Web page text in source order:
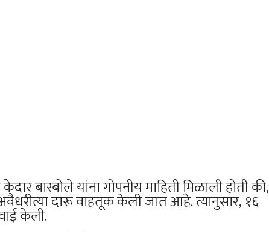
बारबोले यांना गोपनीय माहिती मिळाली होती की,
दारू वाहतूक केली जात आहे. त्यानुसार, १६
केली.